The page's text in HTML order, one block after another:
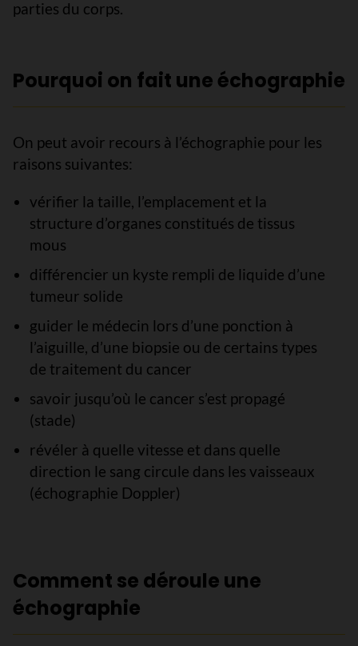
parties du corps.
Pourquoi on fait une échographie
On peut avoir recours à l’échographie pour les
raisons suivantes:
vérifier la taille, l’emplacement et la
structure d’organes constitués de tissus
mous
différencier un kyste rempli de liquide d’une
tumeur solide
guider le médecin lors d’une ponction à
l’aiguille, d’une biopsie ou de certains types
de traitement du cancer
savoir jusqu’où le cancer s’est propagé
(stade)
révéler à quelle vitesse et dans quelle
direction le sang circule dans les vaisseaux
(échographie Doppler)
Comment se déroule une
échographie